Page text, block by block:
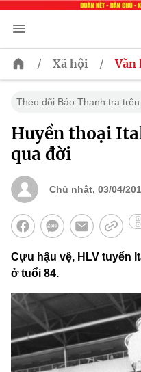
/ Xã hội / Văn
Theo dõi Báo Thanh tra trên
Huyền thoại
qua đời
Chủ nhật, 03/04/
Cựu hậu vệ, HLV tuyển
ở tuổi 84.